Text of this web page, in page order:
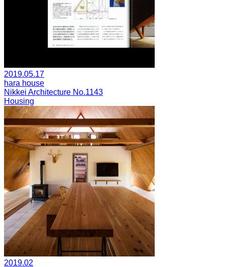
2019.05.17
hara house
Nikkei Architecture No.1143
Housing
2019.02